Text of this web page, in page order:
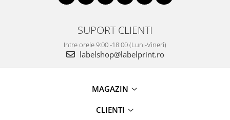
SUPORT CLIENTI
Intre orele 9:00 -18:00 (Luni-Vineri)
labelshop@labelprint.ro
MAGAZIN
CLIENTI